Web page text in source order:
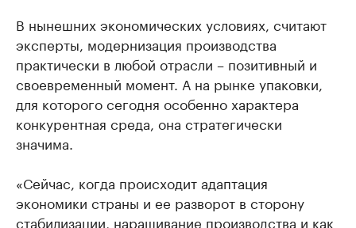
В нынешних экономических условиях, считают
эксперты, модернизация производства
практически в любой отрасли – позитивный и
своевременный момент. А на рынке упаковки,
для которого сегодня особенно характера
конкурентная среда, она стратегически
значима.
«Сейчас, когда происходит адаптация
экономики страны и ее разворот в сторону
стабилизации, наращивание производства и как